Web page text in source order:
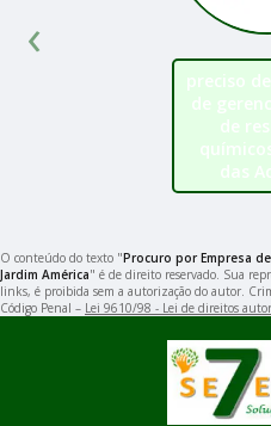
preciso
de
de
das
‹
O conteúdo do texto "Procuro por Empresa
Jardim América" é de direito reservado. Sua
links, é proibida sem a autorização do autor.
Código Penal – Lei 9610/98 - Lei de direitos